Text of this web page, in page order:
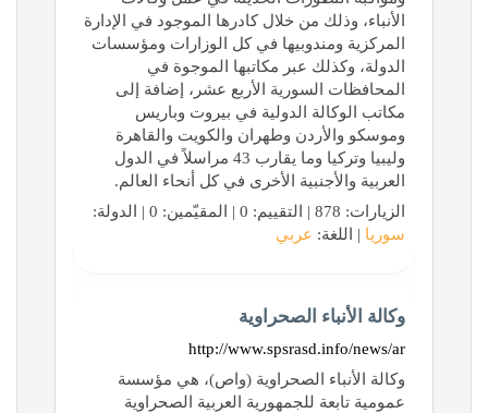
الأنباء، وذلك من خلال كادرها الموجود في الإدارة
المركزية ومندوبيها في كل الوزارات ومؤسسات
الدولة، وكذلك عبر مكاتبها الموجوة في
المحافظات السورية الأربع عشر، إضافة إلى
مكاتب الوكالة الدولية في بيروت وباريس
وموسكو والأردن وطهران والكويت والقاهرة
وليبيا وتركيا وما يقارب 43 مراسلاً في الدول
العربية والأجنبية الأخرى في كل أنحاء العالم.
الزيارات: 878 | التقييم: 0 | المقيّمين: 0 | الدولة:
سوريا | اللغة: عربي
وكالة الأنباء الصحراوية
http://www.spsrasd.info/news/ar
وكالة الأنباء الصحراوية (واص)، هي مؤسسة
عمومية تابعة للجمهورية العربية الصحراوية